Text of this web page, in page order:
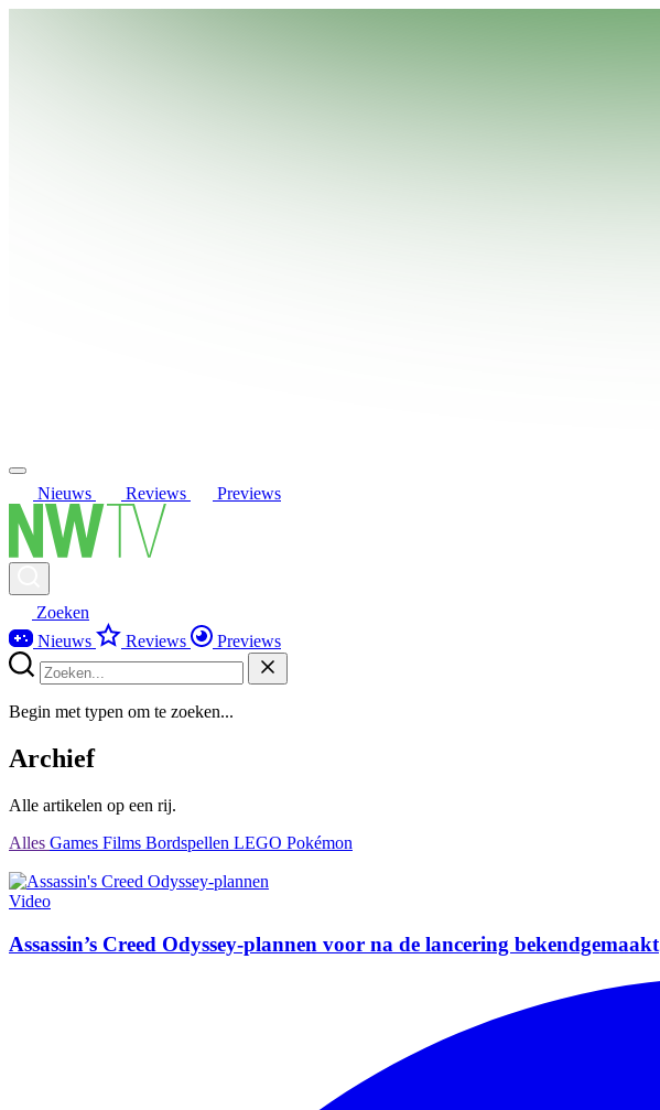
Nieuws Reviews Previews
Zoeken
Nieuws
Reviews Previews
Begin met typen om te zoeken...
Archief
Alle artikelen op een rij.
Alles Games Films Bordspellen LEGO Pokémon
Video
Assassin’s Creed Odyssey-plannen voor na de lancering bekendgemaakt